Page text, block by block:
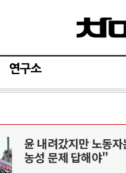
연구소
윤 내려갔지만 노동
농성 문제 답해야"
중동 위기